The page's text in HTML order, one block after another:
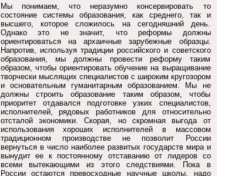
Мы понимаем, что неразумно консервировать то
состояние системы образования, как среднего, так и
высшего, которое сложилось на сегодняшний день.
Однако это не значит, что реформы должны
ориентироваться на архаичные зарубежные образцы.
Напротив, используя традиции российского и советского
образования, мы должны провести реформу таким
образом, чтобы ориентировать обучение на выращивание
творчески мыслящих специалистов с широким кругозором
и основательным гуманитарным образованием. Мы не
должны строить образование таким образом, чтобы
приоритет отдавался подготовке узких специалистов,
исполнителей, рядовых работников для относительно
отсталой экономики. Скорая, но скромная выгода от
использования хороших исполнителей в массовом
традиционном производстве не позволит России
вернуться в число наиболее развитых государств мира и
вынудит ее к постоянному отставанию от лидеров со
всеми вытекающими из этого следствиями. Пока в
России остаются превосходные научные школы, надо